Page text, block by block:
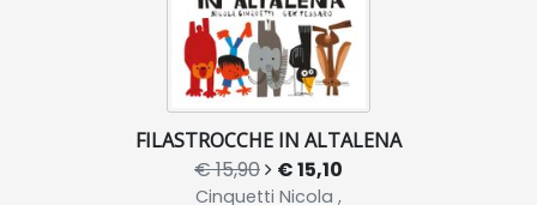
FILASTROCCHE IN ALTALENA
€ 15,90 € 15,10
Cinquetti Nicola ,